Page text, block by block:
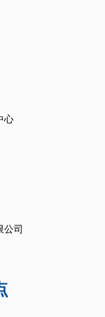
心
公司